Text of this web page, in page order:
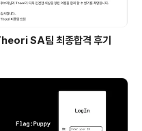
SA팀 최종합격 후기